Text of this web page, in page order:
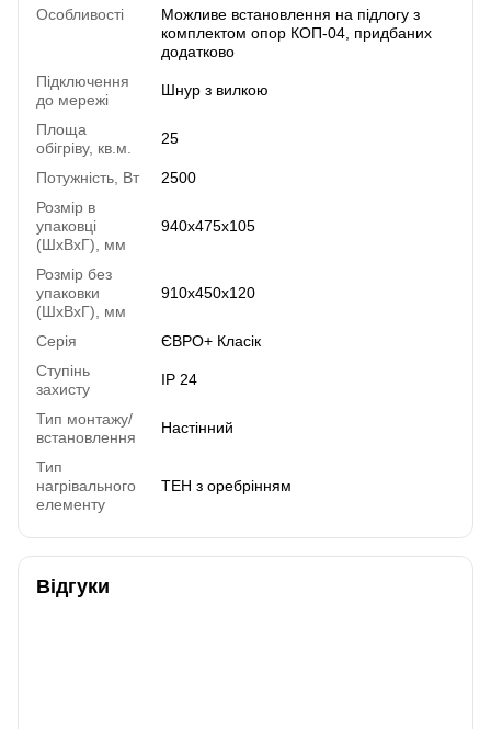
Особливості
Можливе встановлення на підлогу з
комплектом опор КОП-04, придбаних
додатково
Підключення
до мережі
Шнур з вилкою
Площа
обігріву, кв.м.
25
Потужність, Вт
2500
Розмір в
упаковці
(ШхВхГ), мм
940х475х105
Розмір без
упаковки
(ШхВхГ), мм
910х450х120
Серія
ЄВРО+ Класік
Ступінь
захисту
IP 24
Тип монтажу/
встановлення
Настінний
Тип
нагрівального
елементу
ТЕН з оребрінням
Відгуки